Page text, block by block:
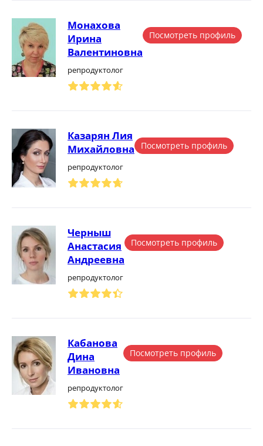
Монахова
Ирина
Валентиновна
репродуктолог
Посмотреть профиль
Казарян Лия
Михайловна
репродуктолог
Посмотреть профиль
Черныш
Анастасия
Андреевна
репродуктолог
Посмотреть профиль
Кабанова
Дина
Ивановна
репродуктолог
Посмотреть профиль